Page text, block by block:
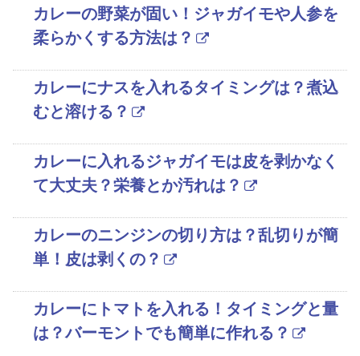
カレーの野菜が固い！ジャガイモや人参を
柔らかくする方法は？
カレーにナスを入れるタイミングは？煮込
むと溶ける？
カレーに入れるジャガイモは皮を剥かなく
て大丈夫？栄養とか汚れは？
カレーのニンジンの切り方は？乱切りが簡
単！皮は剥くの？
カレーにトマトを入れる！タイミングと量
は？バーモントでも簡単に作れる？